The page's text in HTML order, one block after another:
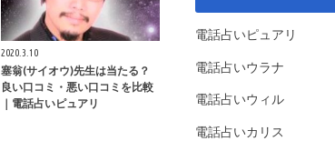
2020.3.10
塞翁(サイオウ)先生は当たる？
良い口コミ・悪い口コミを比較
｜電話占いピュアリ
電話占いピュアリ
電話占いウラナ
電話占いウィル
電話占いカリス